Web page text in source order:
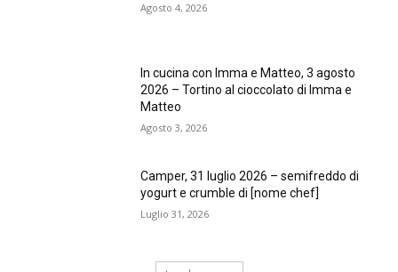
Agosto 4, 2026
In cucina con Imma e Matteo, 3 agosto
2026 – Tortino al cioccolato di Imma e
Matteo
Agosto 3, 2026
Camper, 31 luglio 2026 – semifreddo di
yogurt e crumble di [nome chef]
Luglio 31, 2026